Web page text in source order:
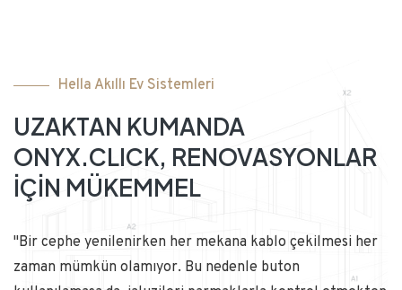
Hella Akıllı Ev Sistemleri
UZAKTAN KUMANDA
ONYX.CLICK, RENOVASYONLAR
İÇİN MÜKEMMEL
"Bir cephe yenilenirken her mekana kablo çekilmesi her
zaman mümkün olamıyor. Bu nedenle buton